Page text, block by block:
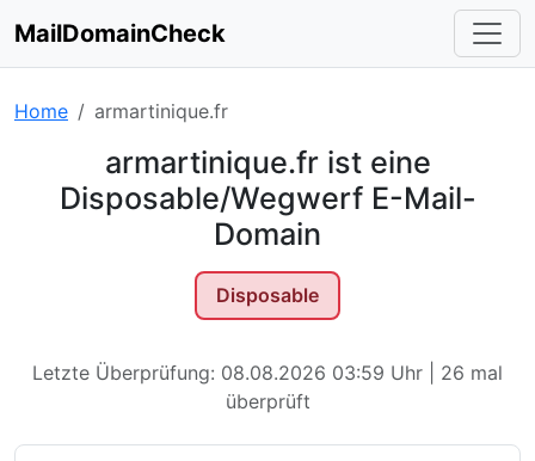
MailDomainCheck
Home armartinique.fr
armartinique.fr ist eine
Disposable/Wegwerf E-Mail-
Domain
Disposable
Letzte Überprüfung: 08.08.2026 03:59 Uhr | 26 mal
überprüft